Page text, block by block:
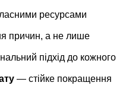
ресурсами
причин, а не лише
підхід до кожного
— стійке покращення